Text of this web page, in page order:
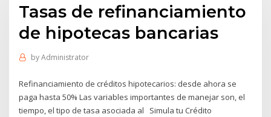
Tasas de refinanciamiento
de hipotecas bancarias
byAdministrator
Refinanciamiento de créditos hipotecarios: desde ahora se
paga hasta 50% Las variables importantes de manejar son, el
tiempo, el tipo de tasa asociada al Simula tu Crédito